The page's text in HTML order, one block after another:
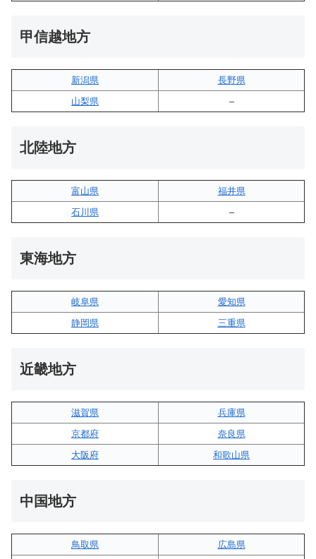
甲信越地方
新潟県
長野県
山梨県
–
北陸地方
富山県
福井県
石川県
–
東海地方
岐阜県
愛知県
静岡県
三重県
近畿地方
滋賀県
兵庫県
京都府
奈良県
大阪府
和歌山県
中国地方
鳥取県
広島県